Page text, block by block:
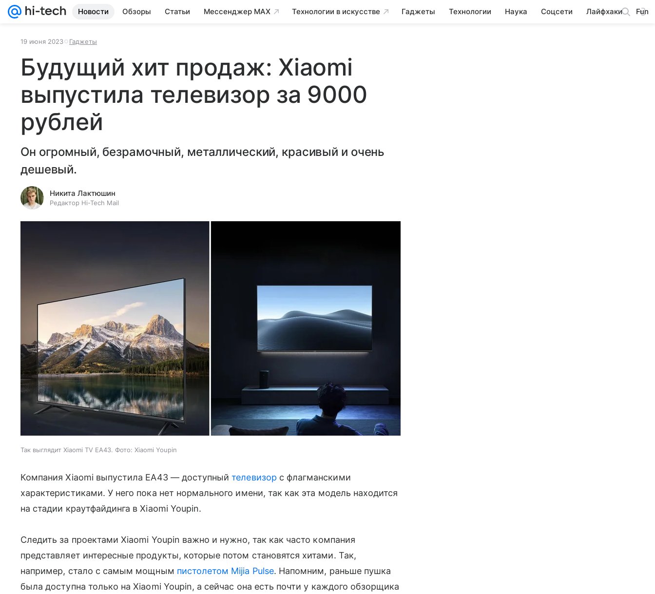
Новости Обзоры Статьи Мессенджер MAX Технологии в искусстве Гаджеты Технологии Наука Соцсети Лайфхаки Fun
19 июня 2023 Гаджеты
Будущий хит продаж: Xiaomi
выпустила телевизор за 9000
рублей
Он огромный, безрамочный, металлический, красивый и очень
дешевый.
Никита Лактюшин
Редактор Hi-Tech Mail
Так выглядит Xiaomi TV EA43. Фото: Xiaomi Youpin
Компания Xiaomi выпустила EA43 — доступныйтелевизор с флагманскими
характеристиками. У него пока нет нормального имени, так как эта модель находится
на стадии краутфайдинга в Xiaomi Youpin.
Следить за проектами Xiaomi Youpin важно и нужно, так как часто компания
представляет интересные продукты, которые потом становятся хитами. Так,
например, стало с самым мощным пистолетом Mijia Pulse. Напомним, раньше пушка
была доступна только на Xiaomi Youpin, а сейчас она есть почти у каждого обзорщика